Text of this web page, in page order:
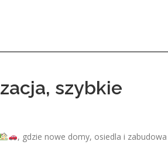
szybkie
, gdzie nowe domy, osiedla i zabudowa